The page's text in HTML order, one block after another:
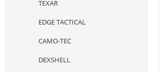
TEXAR
EDGE TACTICAL
CAMO-TEC
DEXSHELL